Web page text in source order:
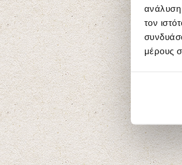
ανάλυση
τον
μέρους